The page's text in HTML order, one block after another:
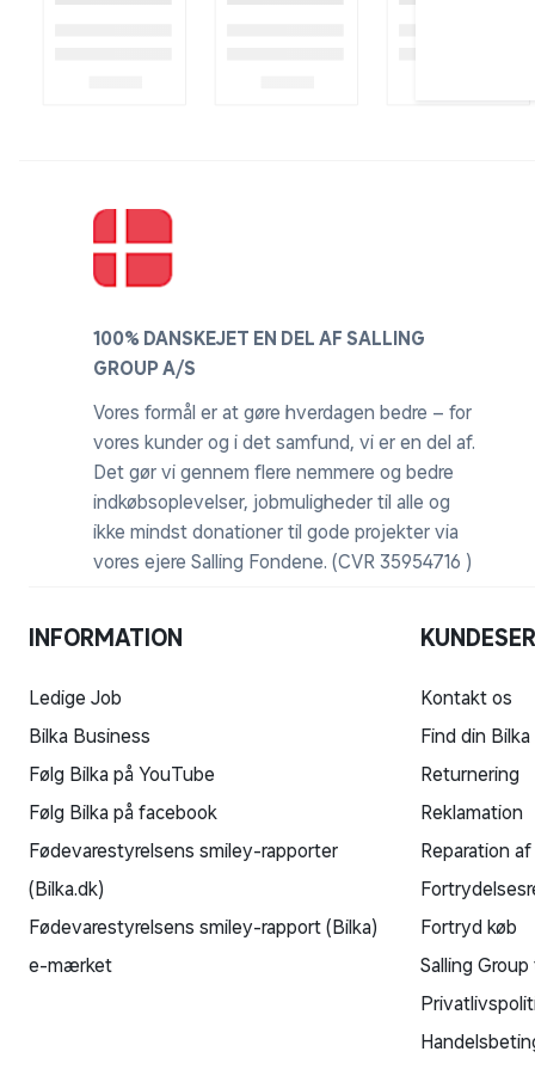
100% DANSKEJET EN DEL AF SALLING
GROUP A/S
Vores formål er at gøre hverdagen bedre – for
vores kunder og i det samfund, vi er en del af.
Det gør vi gennem flere nemmere og bedre
indkøbsoplevelser, jobmuligheder til alle og
ikke mindst donationer til gode projekter via
vores ejere Salling Fondene. (CVR 35954716 )
INFORMATION
Ledige Job
Bilka Business
Følg Bilka på YouTube
Følg Bilka på facebook
Fødevarestyrelsens smiley-rapporter
(Bilka.dk)
Fødevarestyrelsens smiley-rapport (Bilka)
e-mærket
Kontakt os
Find din Bilka
Returnering
Reklamation
Reparation
Fortryd køb
Salling